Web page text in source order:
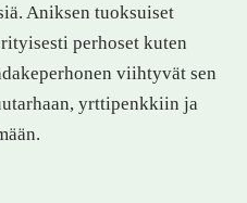
Aniksen tuoksuiset
perhoset kuten
viihtyvät sen
yrttipenkkiin ja